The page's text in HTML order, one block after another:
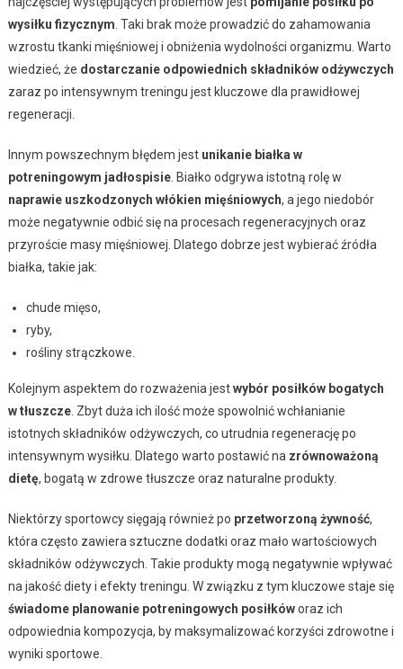
wysiłku fizycznym. Taki brak może prowadzić do zahamowania
wzrostu tkanki mięśniowej i obniżenia wydolności organizmu. Warto
wiedzieć, że dostarczanie odpowiednich składników odżywczych
zaraz po intensywnym treningu jest kluczowe dla prawidłowej
regeneracji.
Innym powszechnym błędem jest unikanie białka w
potreningowym jadłospisie. Białko odgrywa istotną rolę w
naprawie uszkodzonych włókien mięśniowych, a jego niedobór
może negatywnie odbić się na procesach regeneracyjnych oraz
przyroście masy mięśniowej. Dlatego dobrze jest wybierać źródła
białka, takie jak:
chude mięso,
ryby,
rośliny strączkowe.
Kolejnym aspektem do rozważenia jestwybór posiłków bogatych
w tłuszcze. Zbyt duża ich ilość może spowolnić wchłanianie
istotnych składników odżywczych, co utrudnia regenerację po
intensywnym wysiłku. Dlatego warto postawić na zrównoważoną
dietę, bogatą w zdrowe tłuszcze oraz naturalne produkty.
Niektórzy sportowcy sięgają również po przetworzoną żywność,
która często zawiera sztuczne dodatki oraz mało wartościowych
składników odżywczych. Takie produkty mogą negatywnie wpływać
na jakość diety i efekty treningu. W związku z tym kluczowe staje się
świadome planowanie potreningowych posiłkóworaz ich
odpowiednia kompozycja, by maksymalizować korzyści zdrowotne i
wyniki sportowe.